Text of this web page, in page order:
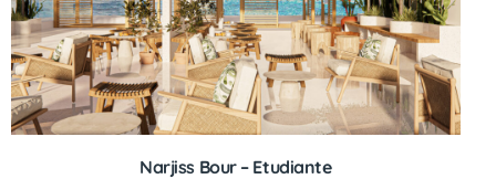
Narjiss Bour – Etudiante